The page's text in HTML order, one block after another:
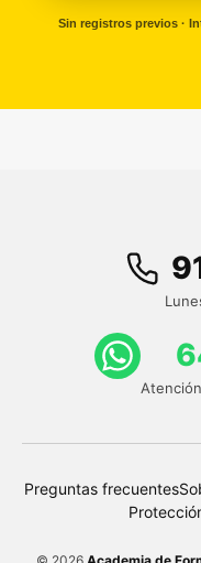
Sin registros previos ·
Preguntas frecuentes